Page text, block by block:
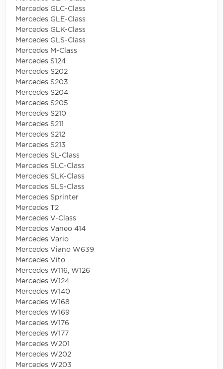
Mercedes GLC-Class
Mercedes GLE-Class
Mercedes GLK-Class
Mercedes GLS-Class
Mercedes M-Class
Mercedes S124
Mercedes S202
Mercedes S203
Mercedes S204
Mercedes S205
Mercedes S210
Mercedes S211
Mercedes S212
Mercedes S213
Mercedes SL-Class
Mercedes SLC-Class
Mercedes SLK-Class
Mercedes SLS-Class
Mercedes Sprinter
Mercedes T2
Mercedes V-Class
Mercedes Vaneo 414
Mercedes Vario
Mercedes Viano W639
Mercedes Vito
Mercedes W116, W126
Mercedes W124
Mercedes W140
Mercedes W168
Mercedes W169
Mercedes W176
Mercedes W177
Mercedes W201
Mercedes W202
Mercedes W203